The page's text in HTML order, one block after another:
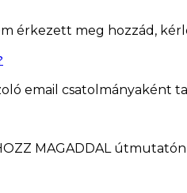
érkezett meg hozzád,
email csatolmányaként
MAGADDAL